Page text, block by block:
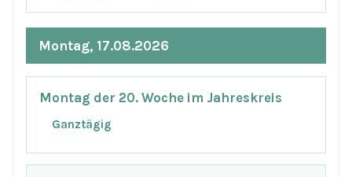
Montag, 17.08.2026
Montag der 20. Woche im Jahreskreis
Ganztägig